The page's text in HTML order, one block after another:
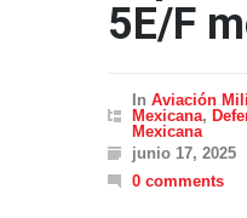
5E/F
In Aviación
Mexicana,
Mexicana
junio 17, 2025
0 comments